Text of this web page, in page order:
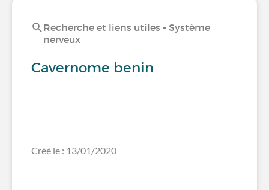
Recherche et liens utiles - Système
nerveux
Cavernome benin
Créé le : 13/01/2020